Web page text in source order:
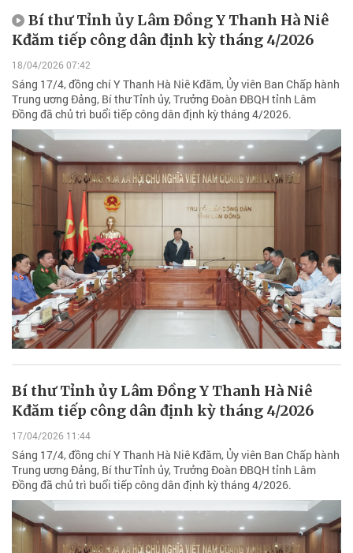
Bí thư Tỉnh ủy Lâm Đồng Y Thanh Hà Niê
Kđăm tiếp công dân định kỳ tháng 4/2026
18/04/2026 07:42
Sáng 17/4, đồng chí Y Thanh Hà Niê Kđăm, Ủy viên Ban Chấp hành
Trung ương Đảng, Bí thư Tỉnh ủy, Trưởng Đoàn ĐBQH tỉnh Lâm
Đồng đã chủ trì buổi tiếp công dân định kỳ tháng 4/2026.
Bí thư Tỉnh ủy Lâm Đồng Y Thanh Hà Niê
Kđăm tiếp công dân định kỳ tháng 4/2026
17/04/2026 11:44
Sáng 17/4, đồng chí Y Thanh Hà Niê Kđăm, Ủy viên Ban Chấp hành
Trung ương Đảng, Bí thư Tỉnh ủy, Trưởng Đoàn ĐBQH tỉnh Lâm
Đồng đã chủ trì buổi tiếp công dân định kỳ tháng 4/2026.